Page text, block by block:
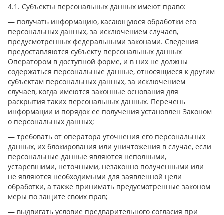
4.1. Субъекты персональных данных имеют право:
— получать информацию, касающуюся обработки его
персональных данных, за исключением случаев,
предусмотренных федеральными законами. Сведения
предоставляются субъекту персональных данных
Оператором в доступной форме, и в них не должны
содержаться персональные данные, относящиеся к другим
субъектам персональных данных, за исключением
случаев, когда имеются законные основания для
раскрытия таких персональных данных. Перечень
информации и порядок ее получения установлен Законом
о персональных данных;
— требовать от оператора уточнения его персональных
данных, их блокирования или уничтожения в случае, если
персональные данные являются неполными,
устаревшими, неточными, незаконно полученными или
не являются необходимыми для заявленной цели
обработки, а также принимать предусмотренные законом
меры по защите своих прав;
— выдвигать условие предварительного согласия при